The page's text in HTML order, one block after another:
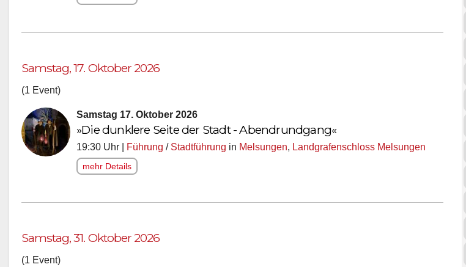
Samstag, 17. Oktober 2026
(1 Event)
Samstag 17. Oktober 2026
»Die dunklere Seite der Stadt - Abendrundgang«
19:30 Uhr | Führung / Stadtführung in Melsungen, Landgrafenschloss Melsungen
mehr Details
Samstag, 31. Oktober 2026
(1 Event)